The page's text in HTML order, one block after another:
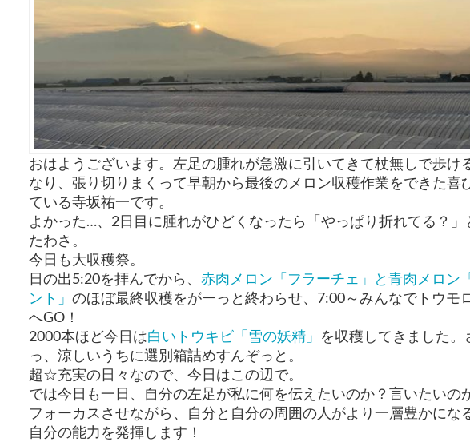
おはようございます。左足の腫れが急激に引いてきて杖無しで歩け
なり、張り切りまくって早朝から最後のメロン収穫作業をできた喜
ている寺坂祐一です。
よかった…、2日目に腫れがひどくなったら「やっぱり折れてる？」
たわさ。
今日も大収穫祭。
日の出5:20を拝んでから、 赤肉メロン「フラーチェ」と青肉メロン
ント」 のほぼ最終収穫をがーっと終わらせ、7:00～みんなでトウモ
へGO！
2000本ほど今日は白いトウキビ「雪の妖精」 を収穫してきました。
っ、涼しいうちに選別箱詰めすんぞっと。
超☆充実の日々なので、今日はこの辺で。
では今日も一日、自分の左足が私に何を伝えたいのか？言いたいの
フォーカスさせながら、自分と自分の周囲の人がより一層豊かにな
自分の能力を発揮します！